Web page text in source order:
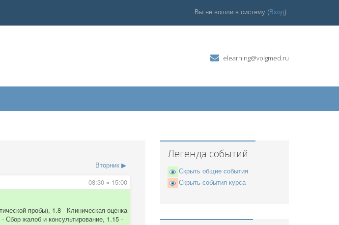
Вы не вошли в систему (Вход)
elearning@volgmed.ru
Вторник ▶
08:30 » 15:00
пробы), 1.8 - Клиническая оценка
жалоб и консультирование, 1.15 -
Легенда событий
Скрыть общие события
Скрыть события курса